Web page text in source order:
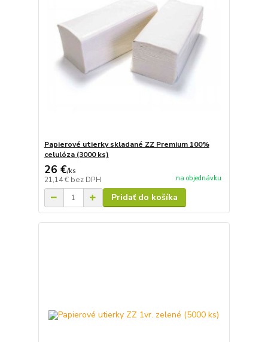
Papierové utierky skladané ZZ Premium 100%
celulóza (3000 ks)
26 €/ks
21,14 € bez DPH na objednávku
Pridať do košíka